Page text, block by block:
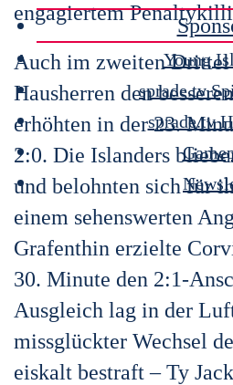
Young
sprade.tv
sprade.tv
engagiertem
Auch im zweiten Drittel
Hausherren den
erhöhten in der 23.
2:0. Die Islanders
und belohnten sich für
einem sehenswerten
Grafenthin erzielte
30. Minute den 2:1-
Ausgleich lag in der
missglückter Wechsel
eiskalt bestraft – Ty